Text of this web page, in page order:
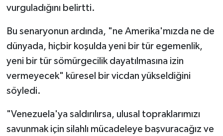
vurguladığını belirtti.
Bu senaryonun ardında, "ne Amerika'mızda ne de
dünyada, hiçbir koşulda yeni bir tür egemenlik,
yeni bir tür sömürgecilik dayatılmasına izin
vermeyecek" küresel bir vicdan yükseldiğini
söyledi.
"Venezuela'ya saldırılırsa, ulusal topraklarımızı
savunmak için silahlı mücadeleye başvuracağız ve